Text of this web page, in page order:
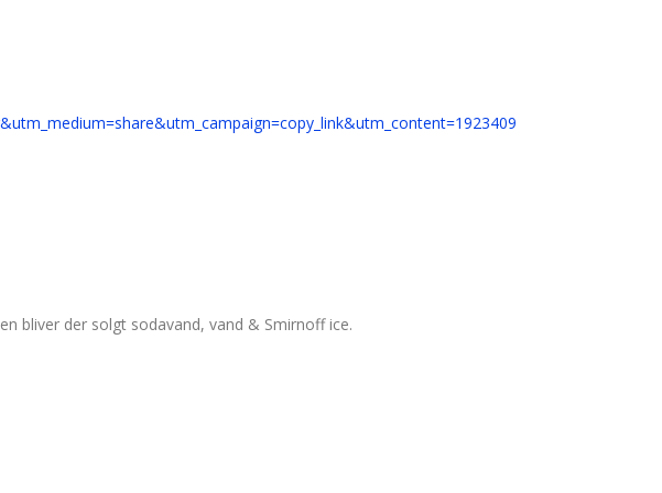
bliver der solgt sodavand, vand & Smirnoff ice.